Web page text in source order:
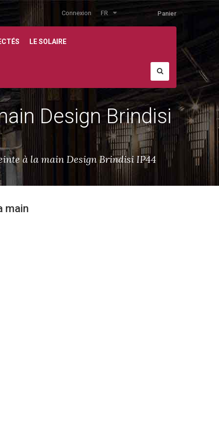
Panier
FR
Connexion
LE SOLAIRE
Design Brindisi
à la main Design Brindisi IP44
main